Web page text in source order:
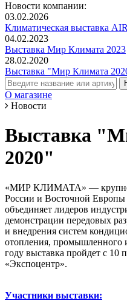
Новости компании:
03.02.2026
Климатическая выставка
04.02.2023
Выставка Мир Климата 2023
28.02.2020
Выставка "Мир Климата
О магазине
Новости
Выставка
2020"
«МИР КЛИМАТА» —
России и Восточной
объединяет лидеров
демонстрации передовых
и внедрения систем
отопления, промышленного
году выставка пройдет с
«Экспоцентр».
Участники выставки: